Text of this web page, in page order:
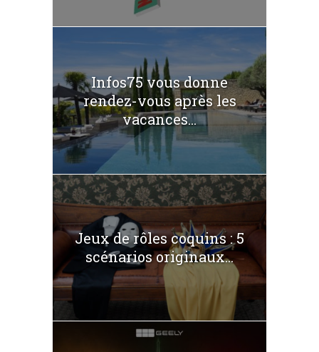
Infos75 vous donne
rendez-vous après les
vacances...
Jeux de rôles coquins : 5
scénarios originaux...